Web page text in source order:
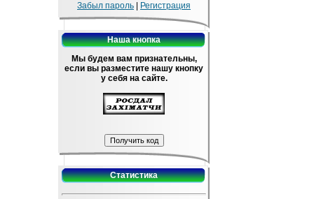
Забыл пароль
Регистрация
Наша кнопка
Мы будем вам признательны,
если вы разместите нашу кнопку
у себя на сайте.
Статистика